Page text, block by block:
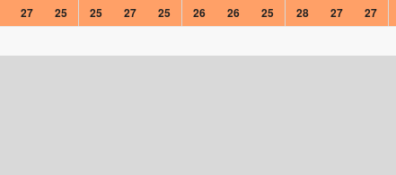
27 25 25 27 25 26 26 25 28 27 27